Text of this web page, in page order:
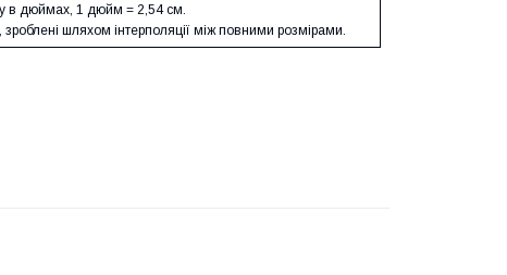
в дюймах, 1 дюйм = 2,54 см.
шляхом інтерполяції між повними розмірами.